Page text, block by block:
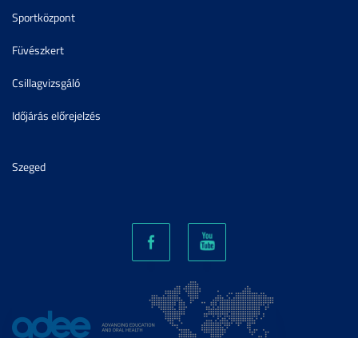
Sportközpont
Füvészkert
Csillagvizsgáló
Időjárás előrejelzés
Szeged